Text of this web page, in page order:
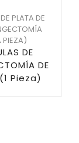
PLATA DE
PIEZA)
DE
DE
Pieza)